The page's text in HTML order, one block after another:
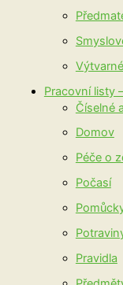
Výtvarné
Pracovní listy
Číselné
Domov
Péče o
Počasí
Pravidla